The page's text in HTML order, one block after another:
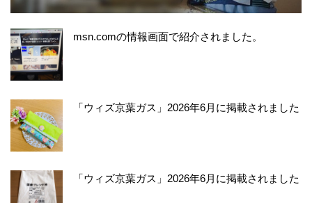
msn.comの情報画面で紹介されました。
「ウィズ京葉ガス」2026年6月に掲載されました
「ウィズ京葉ガス」2026年6月に掲載されました